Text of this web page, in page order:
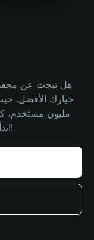
هل تبحث عن
على محفظة Bitget Wallet. ابدأ رحلتك الآن!